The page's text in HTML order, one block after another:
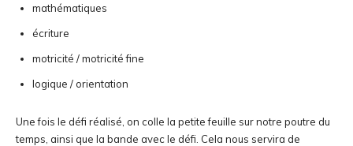
mathématiques
écriture
motricité / motricité fine
logique / orientation
Une fois le défi réalisé, on colle la petite feuille sur notre poutre du
temps, ainsi que la bande avec le défi. Cela nous servira de